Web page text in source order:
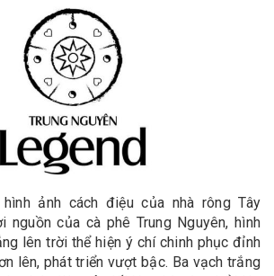
ảnh cách điệu của nhà rông Tây
nguồn của cà phê Trung Nguyên, hình
lên trời thể hiện ý chí chinh phục đỉnh
lên, phát triển vượt bậc. Ba vạch trắng